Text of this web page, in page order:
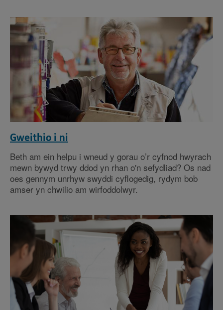
Gweithio i ni
Beth am ein helpu i wneud y gorau o’r cyfnod hwyrach
mewn bywyd trwy ddod yn rhan o'n sefydliad? Os nad
oes gennym unrhyw swyddi cyflogedig, rydym bob
amser yn chwilio am wirfoddolwyr.